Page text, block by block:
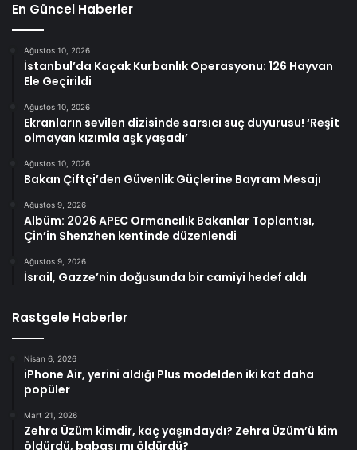
En Güncel Haberler
Ağustos 10, 2026
İstanbul’da Kaçak Kurbanlık Operasyonu: 126 Hayvan
Ele Geçirildi
Ağustos 10, 2026
Ekranların sevilen dizisinde sarsıcı suç duyurusu! ‘Reşit
olmayan kızımla aşk yaşadı’
Ağustos 10, 2026
Bakan Çiftçi’den Güvenlik Güçlerine Bayram Mesajı
Ağustos 9, 2026
Albüm: 2026 APEC Ormancılık Bakanlar Toplantısı,
Çin’in Shenzhen kentinde düzenlendi
Ağustos 9, 2026
İsrail, Gazze’nin doğusunda bir camiyi hedef aldı
Rastgele Haberler
Nisan 6, 2026
iPhone Air, yerini aldığı Plus modelden iki kat daha
popüler
Mart 21, 2026
Zehra Üzüm kimdir, kaç yaşındaydı? Zehra Üzüm’ü kim
öldürdü, babası mı öldürdü?